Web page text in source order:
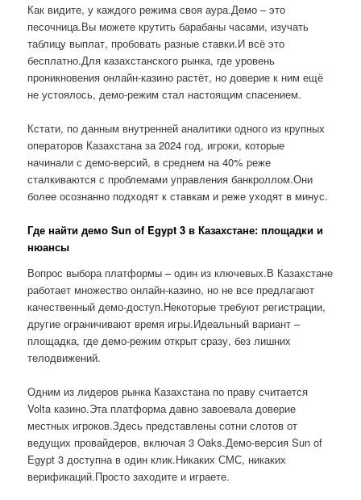
Как видите, у каждого режима своя аура.Демо – это
песочница.Вы можете крутить барабаны часами, изучать
таблицу выплат, пробовать разные ставки.И всё это
бесплатно.Для казахстанского рынка, где уровень
проникновения онлайн-казино растёт, но доверие к ним ещё
не устоялось, демо-режим стал настоящим спасением.
Кстати, по данным внутренней аналитики одного из крупных
операторов Казахстана за 2024 год, игроки, которые
начинали с демо-версий, в среднем на 40% реже
сталкиваются с проблемами управления банкроллом.Они
более осознанно подходят к ставкам и реже уходят в минус.
Где найти демо Sun of Egypt 3 в Казахстане: площадки и
нюансы
Вопрос выбора платформы – один из ключевых.В Казахстане
работает множество онлайн-казино, но не все предлагают
качественный демо-доступ.Некоторые требуют регистрации,
другие ограничивают время игры.Идеальный вариант –
площадка, где демо-режим открыт сразу, без лишних
телодвижений.
Одним из лидеров рынка Казахстана по праву считается
Volta казино.Эта платформа давно завоевала доверие
местных игроков.Здесь представлены сотни слотов от
ведущих провайдеров, включая 3 Oaks.Демо-версия Sun of
Egypt 3 доступна в один клик.Никаких СМС, никаких
верификаций.Просто заходите и играете.